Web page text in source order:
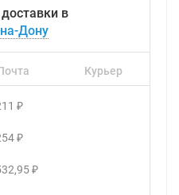
в
Дону
Курьер
₽
₽
₽